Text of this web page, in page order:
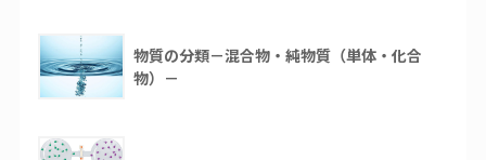
物質の分類－混合物・純物質（単体・化合
物）－